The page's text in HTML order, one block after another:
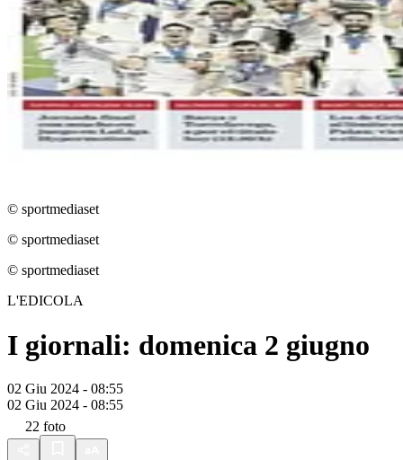
© sportmediaset
© sportmediaset
© sportmediaset
L'EDICOLA
I giornali: domenica 2 giugno
02 Giu 2024 - 08:55
02 Giu 2024 - 08:55
22 foto